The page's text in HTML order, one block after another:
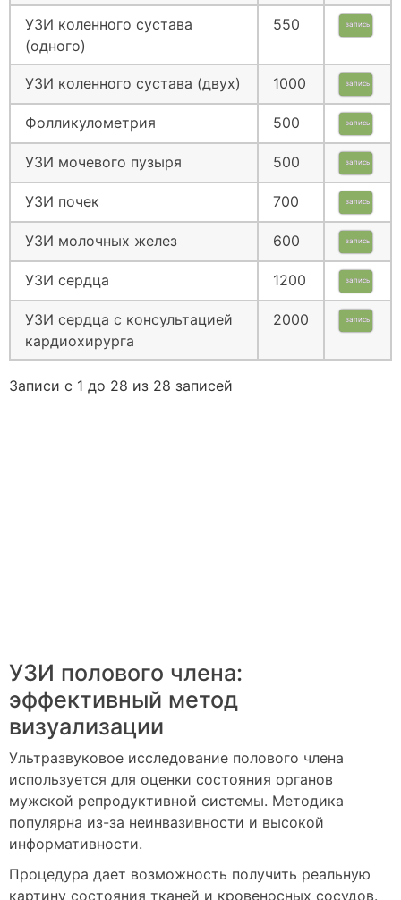
УЗИ коленного сустава
(одного)
550 запись
УЗИ коленного сустава (двух) 1000 запись
Фолликулометрия 500 запись
УЗИ мочевого пузыря 500 запись
УЗИ почек 700 запись
УЗИ молочных желез 600 запись
УЗИ сердца 1200 запись
УЗИ сердца с консультацией
кардиохирурга
2000 запись
Записи с 1 до 28 из 28 записей
УЗИ полового члена:
эффективный метод
визуализации
Ультразвуковое исследование полового члена
используется для оценки состояния органов
мужской репродуктивной системы. Методика
популярна из-за неинвазивности и высокой
информативности.
Процедура дает возможность получить реальную
картину состояния тканей и кровеносных сосудов.